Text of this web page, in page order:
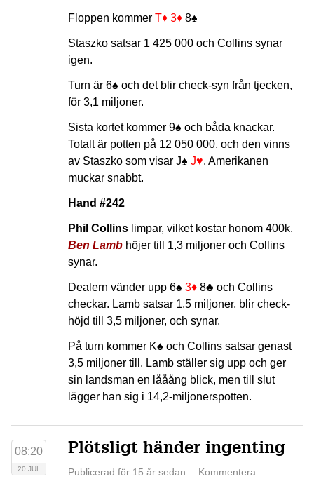
Floppen kommer T♦ 3♦ 8♠
Staszko satsar 1 425 000 och Collins synar
igen.
Turn är 6♠ och det blir check-syn från tjecken,
för 3,1 miljoner.
Sista kortet kommer 9♠ och båda knackar.
Totalt är potten på 12 050 000, och den vinns
av Staszko som visar J♠ J♥. Amerikanen
muckar snabbt.
Hand #242
Phil Collinslimpar, vilket kostar honom 400k.
Ben Lambhöjer till 1,3 miljoner och Collins
synar.
Dealern vänder upp 6♠ 3♦ 8♣ och Collins
checkar. Lamb satsar 1,5 miljoner, blir check-
höjd till 3,5 miljoner, och synar.
På turn kommer K♠ och Collins satsar genast
3,5 miljoner till. Lamb ställer sig upp och ger
sin landsman en lååång blick, men till slut
lägger han sig i 14,2-miljonerspotten.
08:20
20 JUL
Plötsligt händer ingenting
Publicerad för 15 år sedan Kommentera